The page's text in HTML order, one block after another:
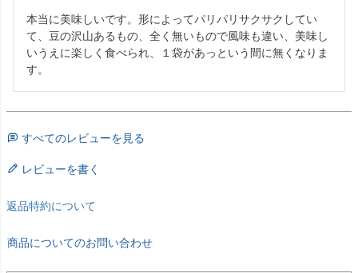
本当に美味しいです。形によってパリパリサクサクしてい
て、豆の沢山あるもの、全く無いもので風味も違い、美味し
いうえに楽しく食べられ、１袋があっという間に無くなりま
す。
すべてのレビューを見る
レビューを書く
返品特約について
商品についてのお問い合わせ